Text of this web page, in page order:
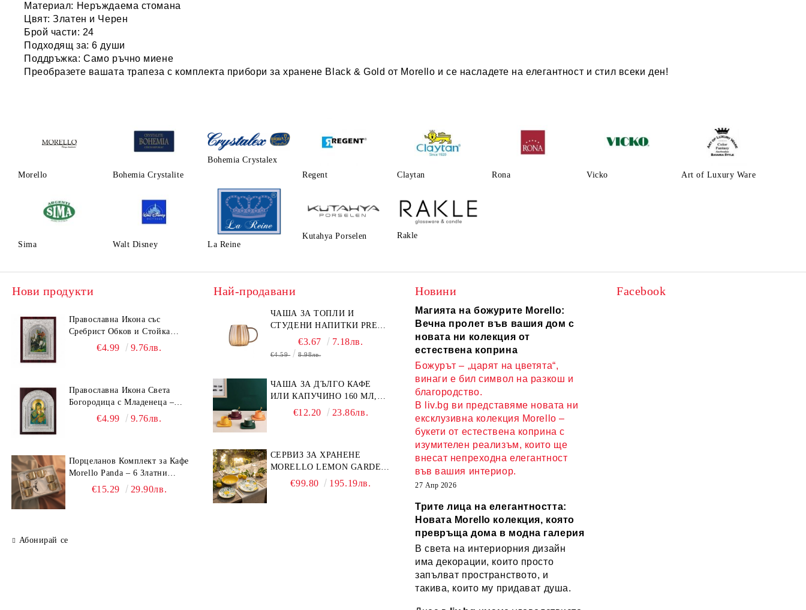
Материал: Неръждаема стомана
Цвят: Златен и Черен
Брой части: 24
Подходящ за: 6 души
Поддръжка: Само ръчно миене
Преобразете вашата трапеза с комплекта прибори за хранене Black & Gold от Morello и се насладете на елегантност и стил всеки ден!
Morello Bohemia Crystalite
Bohemia Crystalex
Regent
Claytаn Rona Vicko Art of Luxury Ware
Sima Walt Disney La Reine
Kutahya Porselen Rakle
Нови продукти
Православна Икона със
Сребрист Обков и Стойка
(23.5х19 см) – Исус Христос,
€4.99 9.76лв.
Православна Икона Света
Богородица с Младенеца –
Сребрист Обков и Стойка
€4.99 9.76лв.
Порцеланов Комплект за Кафе
Morello Panda – 6 Златни
Огледални Чаши с
€15.29 29.90лв.
Абонирай се
Най-продавани
ЧАША ЗА ТОПЛИ И
СТУДЕНИ НАПИТКИ PRESS
ART 400 МЛ,
БОРОСИЛИКАТНО СТЪКЛО
€3.67 7.18лв.
€4.59 8.98лв.
ЧАША ЗА ДЪЛГО КАФЕ
ИЛИ КАПУЧИНО 160 МЛ,
ЧИНИЙКА, ЛЪЖИЧКА
€12.20 23.86лв.
СЕРВИЗ ЗА ХРАНЕНЕ
MORELLO LEMON GARDEN
18 ЧАСТИ - ПОРЦЕЛАН
€99.80 195.19лв.
Новини
Магията на божурите Morello:
Вечна пролет във вашия дом с
новата ни колекция от
естествена коприна
Божурът – „царят на цветята“,
винаги е бил символ на разкош и
благородство.
В liv.bg ви представяме новата ни
ексклузивна колекция Morello –
букети от естествена коприна с
изумителен реализъм, които ще
внесат непреходна елегантност
във вашия интериор.
27 Апр 2026
Трите лица на елегантността:
Новата Morello колекция, която
превръща дома в модна галерия
В света на интериорния дизайн
има декорации, които просто
запълват пространството, и
такива, които му придават душа.
Facebook